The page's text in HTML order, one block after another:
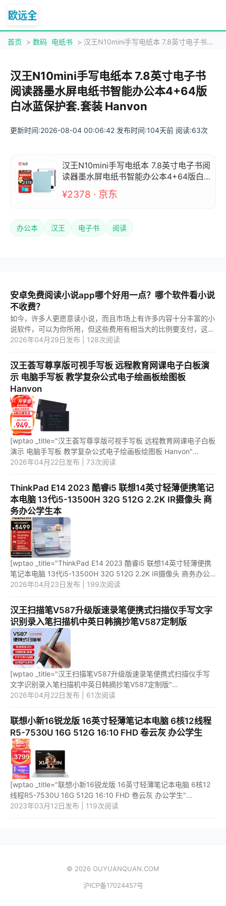
首页 > 数码 电纸书 > 汉王N10mini手写电纸本 7.8英寸电子书阅读器墨水屏电纸书智能办公本4+64版白冰蓝保护套.套装 Hanvon
汉王N10mini手写电纸本 7.8英寸电子书
阅读器墨水屏电纸书智能办公本4+64版
白冰蓝保护套.套装 Hanvon
更新时间:2026-08-04 00:06:42 发布时间:104天前 阅读:63次
汉王N10mini手写电纸本 7.8英寸电子书阅
读器墨水屏电纸书智能办公本4+64版白
冰蓝保护套.套装 Hanvon
¥2378 · 京东
办公本 汉王 电子书 阅读
安卓免费阅读小说app哪个好用一点？哪个软件看小说
不收费？
如今，许多人更愿意读小说，而且市场上有许多内容十分丰富的小
说软件，可以为你所用，但这些费用有相当大的比例要支付，这让
囊中羞涩的伙伴们更加棘手。现在带你了解一下哪一款小说软件能
2026年04月29日发布 | 128次阅读
汉王荟写尊享版可视手写板 远程教育网课电子白板演
示 电脑手写板 教学复杂公式电子绘画板绘图板
Hanvon
[wptao _title="汉王荟写尊享版可视手写板 远程教育网课电子白板
演示 电脑手写板 教学复杂公式电子绘画板绘图板 Hanvon"
price="949" url="https://item.jd.com/100040774427.html"
2026年04月22日发布 | 73次阅读
ThinkPad E14 2023 酷睿i5 联想14英寸轻薄便携笔记
本电脑 13代i5-13500H 32G 512G 2.2K IR摄像头 商
务办公学生本
[wptao _title="ThinkPad E14 2023 酷睿i5 联想14英寸轻薄便携
笔记本电脑 13代i5-13500H 32G 512G 2.2K IR摄像头 商务办公
学生本" price="6199"
2026年04月23日发布 | 199次阅读
汉王扫描笔V587升级版速录笔便携式扫描仪手写文字
识别录入笔扫描机中英日韩摘抄笔V587定制版
[wptao _title="汉王扫描笔V587升级版速录笔便携式扫描仪手写
文字识别录入笔扫描机中英日韩摘抄笔V587定制版"
price="1299" url="https://item.jd.com/100058423891.html"
2026年04月22日发布 | 61次阅读
联想小新16锐龙版 16英寸轻薄笔记本电脑 6核12线程
R5-7530U 16G 512G 16:10 FHD 卷云灰 办公学生
[wptao _title="联想小新16锐龙版 16英寸轻薄笔记本电脑 6核12
线程R5-7530U 16G 512G 16:10 FHD 卷云灰 办公学生"
price="3999" url="https://item.jd.com/100054389261.html"
2023年03月12日发布 | 119次阅读
© 2026 OUYUANQUAN.COM
沪ICP备17024457号